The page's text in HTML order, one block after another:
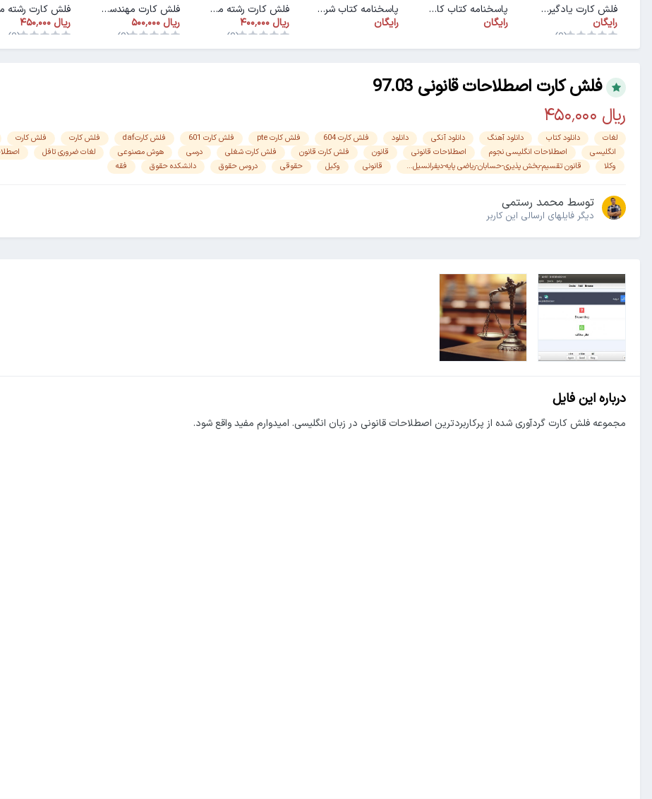
فلش کارت یادگیری مفاهیم فلسفی به زبان آلمانی با ترجمهٔ فارسی
رایگان
(0)
پاسخنامه کتاب کار ArbeitsbuchMenschen A1.1
رایگان
پاسخنامه کتاب شریته ۱ (PDF)
رایگان
فلش کارت رشته مهندسی پزشکی
(0)
فلش کارت مهندسی بهداشت و ایمنی کار
(0)
(0)
فلش کارت اصطلاحات قانونی 97.03
لغات دانلود کتاب دانلود آهنگ دانلود آنکی دانلود فلش کارت 604 فلش کارت pte فلش کارت 601 فلش کارتdaf فلش کارت فلش کارت
انگلیسی
اصطلاحات انگلیسی نجوم اصطلاحات قانونی قانون فلش کارت قانون فلش کارت شغلی درسی هوش مصنوعی لغات ضروری تافل
وکلا
قانون تقسیم-بخش پذیری-حسابان-ریاضی پایه-دیفرانسیل-ریاضی تجربی قانونی وکیل حقوقی دروس حقوق دانشکده حقوق فقه
توسط محمد رستمی
دیگر فایل‎های ارسالی این کاربر
درباره این فایل
مجموعه فلش کارت گردآوری شده از پرکاربردترین اصطلاحات قانونی در زبان انگلیسی. امیدوارم مفید واقع شود.